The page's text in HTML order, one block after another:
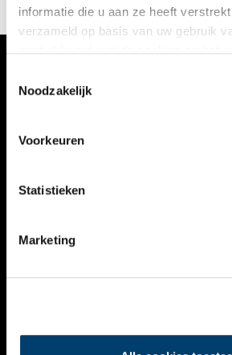
informatie die u aan ze heeft
verzameld op basis van uw gebruik
Noodzakelijk
Voorkeuren
Statistieken
Marketing
VERHALEN
KALENDER
THEMA’S
VIDEO’S
CONTACT